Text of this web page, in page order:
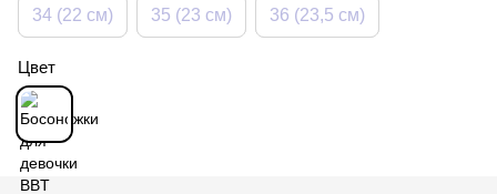
34 (22 см) 35 (23 см) 36 (23,5 см)
Цвет